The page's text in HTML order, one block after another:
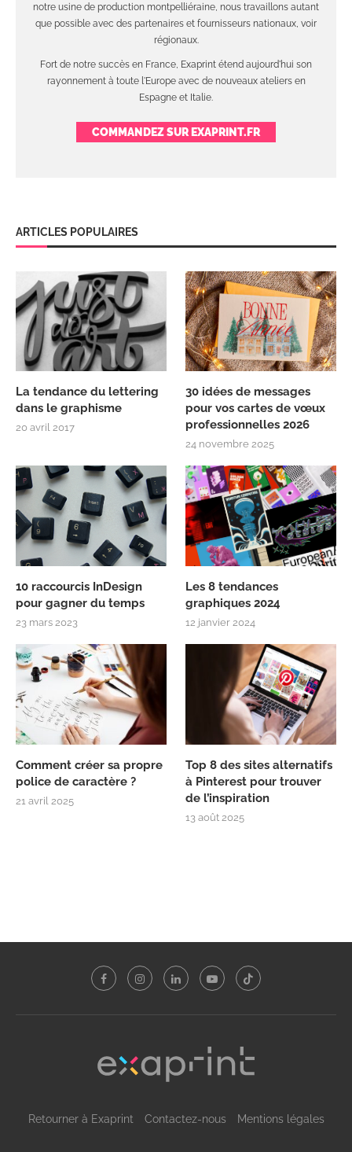
notre usine de production montpelliéraine, nous travaillons autant
que possible avec des partenaires et fournisseurs nationaux, voir
régionaux.
Fort de notre succès en France, Exaprint étend aujourd'hui son
rayonnement à toute l'Europe avec de nouveaux ateliers en
Espagne et Italie.
COMMANDEZ SUR EXAPRINT.FR
ARTICLES POPULAIRES
La tendance du lettering
dans le graphisme
20 avril 2017
30 idées de messages
pour vos cartes de vœux
professionnelles 2026
24 novembre 2025
10 raccourcis InDesign
pour gagner du temps
23 mars 2023
Les 8 tendances
graphiques 2024
12 janvier 2024
Comment créer sa propre
police de caractère ?
21 avril 2025
Top 8 des sites alternatifs
à Pinterest pour trouver
de l’inspiration
13 août 2025
Retourner à Exaprint Contactez-nous Mentions légales